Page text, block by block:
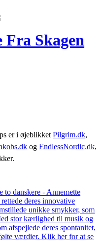
Skagen
er i øjeblikket Pilgrim.dk,
og EndlessNordic.dk,
to danskere - Annemette
deres innovative
unikke smykker, som
stor kærlighed til musik og
afspejlede deres spontanitet,
værdier. Klik her for at se